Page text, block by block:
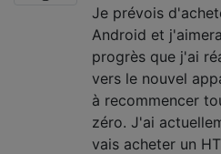
Je prévois
Android et
progrès que j'ai
vers le nouvel
à recommencer
zéro. J'ai
vais acheter un